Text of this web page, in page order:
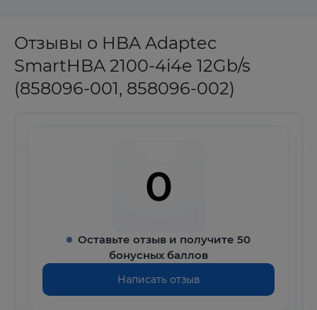
Отзывы о HBA Adaptec
SmartHBA 2100-4i4e 12Gb/s
(858096-001, 858096-002)
0
Оставьте отзыв и получите 50
бонусных баллов
Написать отзыв